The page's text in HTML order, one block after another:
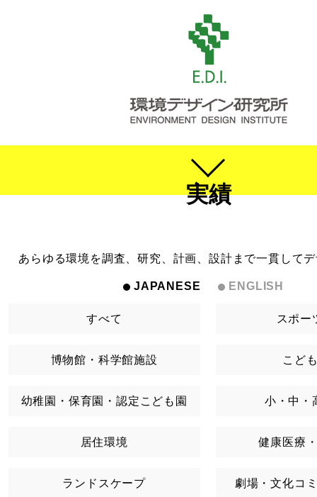
実績
あらゆる環境を調査、研究、計画、設計まで一貫して
JAPANESE ENGLISH
すべて スポー
博物館・科学館施設 こど
幼稚園・保育園・認定こども園 小・中・
居住環境 健康医療
ランドスケープ 劇場・文化コ